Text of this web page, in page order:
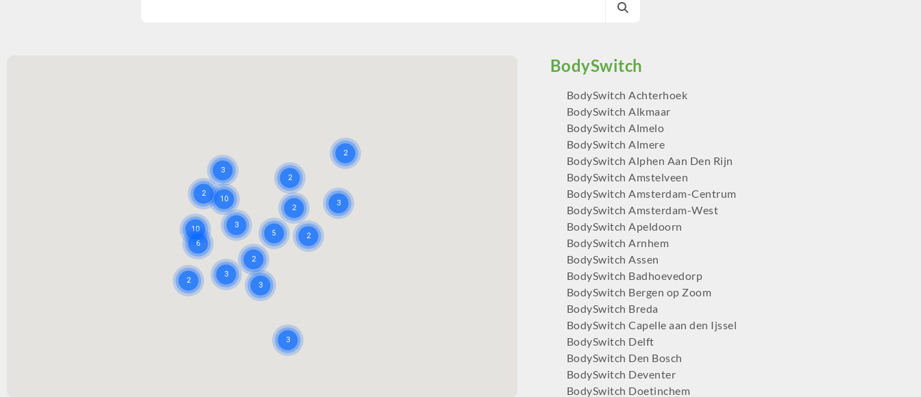
BodySwitch Achterhoek
BodySwitch Alkmaar
BodySwitch Almelo
BodySwitch Almere
BodySwitch Alphen Aan Den Rijn
BodySwitch Amstelveen
BodySwitch Amsterdam-Centrum
BodySwitch Amsterdam-West
BodySwitch Apeldoorn
BodySwitch Arnhem
BodySwitch Assen
BodySwitch Badhoevedorp
BodySwitch Bergen op Zoom
BodySwitch Breda
BodySwitch Capelle aan den Ijssel
BodySwitch Delft
BodySwitch Den Bosch
BodySwitch Deventer
BodySwitch Doetinchem